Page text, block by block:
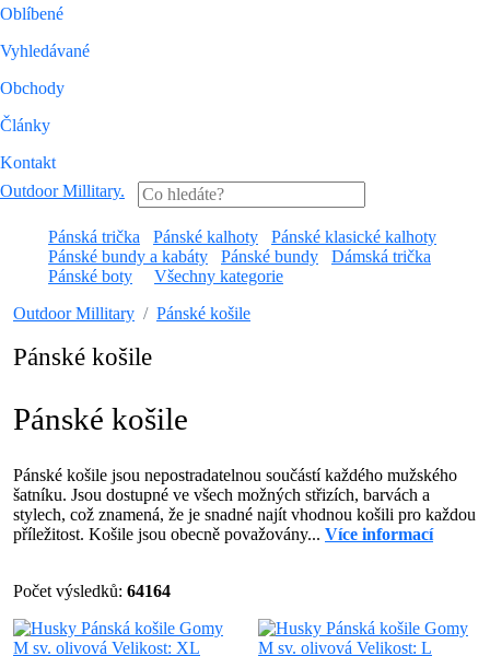
Oblíbené
Vyhledávané
Obchody
Články
Kontakt
Outdoor Millitary.
Pánská trička Pánské kalhoty
Pánské klasické kalhoty
Pánské bundy a kabáty
Pánské bundy
Dámská trička
Pánské boty
Všechny kategorie
Outdoor Millitary
Pánské košile
Pánské košile
Pánské košile
Pánské košile jsou nepostradatelnou součástí každého mužského
šatníku. Jsou dostupné ve všech možných střizích, barvách a
stylech, což znamená, že je snadné najít vhodnou košili pro každou
příležitost. Košile jsou obecně považovány... Více informací
Počet výsledků: 64164